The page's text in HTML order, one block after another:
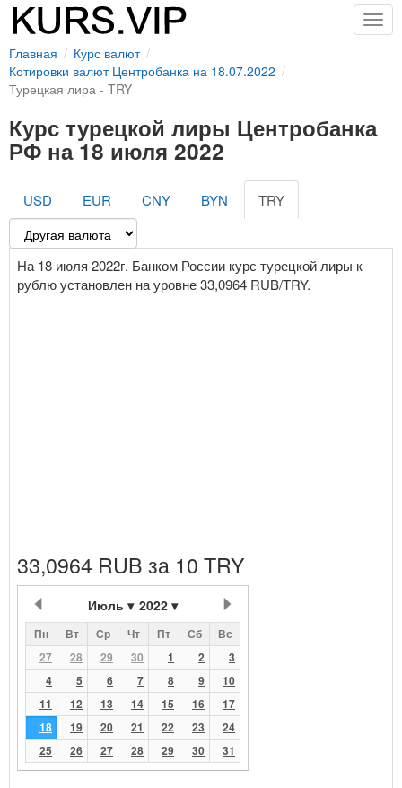
Главная
Курс валют
Котировки валют Центробанка на 18.07.2022
Турецкая лира - TRY
Курс турецкой лиры Центробанка
РФ на 18 июля 2022
USD EUR CNY BYN TRY
На 18 июля 2022г. Банком России курс турецкой лиры к
рублю установлен на уровне 33,0964 RUB/TRY.
33,0964 RUB за 10 TRY
Июль 2022
Пн Вт Ср Чт Пт Сб
Вс
27
28 29 30 1 2
3
4
5 6 7 8 9
10
11
12 13 14 15 16
17
18
19 20 21 22 23
24
25
26 27 28 29 30 31